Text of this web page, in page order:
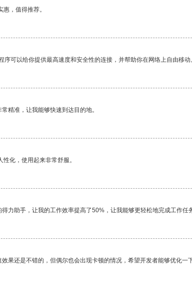
，值得推荐。
序可以给你提供最高速度和安全性的连接，并帮助你在网络上自由移动
精准，让我能够快速到达目的地。
化，使用起来非常舒服。
力助手，让我的工作效率提高了50%，让我能够更轻松地完成工作任
果还是不错的，但偶尔也会出现卡顿的情况，希望开发者能够优化一下